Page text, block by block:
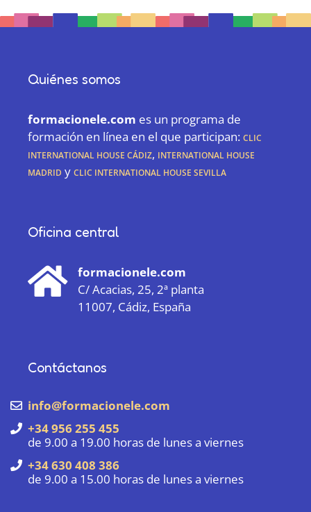
Quiénes somos
formacionele.com es un programa de
formación en línea en el que participan:CLIC
International House Cádiz, International House
Madrid yCLIC International House Sevilla
Oficina central
formacionele.com
C/ Acacias, 25, 2ª planta
11007, Cádiz, España
Contáctanos
info@formacionele.com
+34 956 255 455
de 9.00 a 19.00 horas de lunes a viernes
+34 630 408 386
de 9.00 a 15.00 horas de lunes a viernes